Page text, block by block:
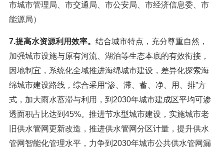
市城市管理局、市交通局、市公安局、市经济信息委、市
能源局）
7.提高水资源利用效率。 结合城市特点，充分尊重自然，
加强城市设施与原有河流、湖泊等生态本底的有效衔接，
因地制宜，系统化全域推进海绵城市建设，差异化探索海
绵城市建设路线，综合采用“渗、滞、蓄、净、用、排”方
式，加大雨水蓄滞与利用，到2030年城市建成区平均可渗
透面积占比达到45%。推进节水型城市建设，实施城市老
旧供水管网更新改造，推进供水管网分区计量，提升供水
管网智能化管理水平，力争到2030年城市公共供水管网漏